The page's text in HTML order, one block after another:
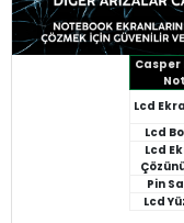
Casper
Lcd
Lcd
Lcd
Pin
Lcd